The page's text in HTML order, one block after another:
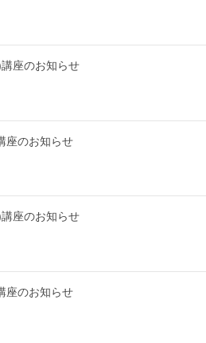
座のお知らせ
座のお知らせ
座のお知らせ
座のお知らせ